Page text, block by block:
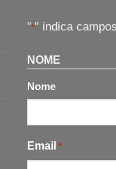
"*" indica
NOME
Nome
Email *